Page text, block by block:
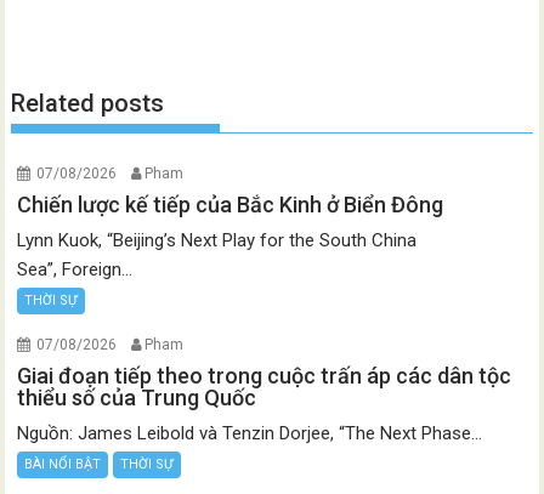
Related posts
07/08/2026 Pham
Chiến lược kế tiếp của Bắc Kinh ở Biển Đông
Lynn Kuok, “Beijing’s Next Play for the South China
Sea”, Foreign...
THỜI SỰ
07/08/2026 Pham
Giai đoạn tiếp theo trong cuộc trấn áp các dân tộc
thiểu số của Trung Quốc
Nguồn: James Leibold và Tenzin Dorjee, “The Next Phase...
BÀI NỔI BẬT THỜI SỰ